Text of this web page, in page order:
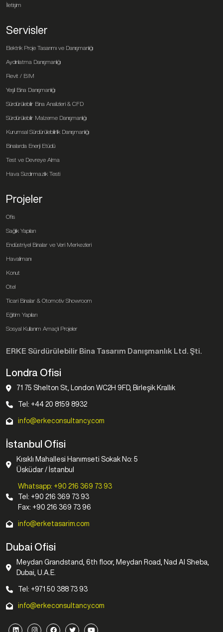
İletişim
Servisler
Elektrik Proje Tasarımı ve Danışmanlığı
Aydınlatma Danışmanlığı
Revit / BIM
Yeşil Bina Danışmanlığı
Sürdürülebilir Bina Analizleri & CFD
Sürdürülebilir Malzeme Danışmanlığı
Kurumsal Sürdürülebilirlik Danışmanlığı
Binalarda Enerji Etüdü
Test ve Devreye Alma
Hava Sızdırmazlık Testi
Projeler
Ofis
Sağlık Yapıları
Endüstriyel Binalar ve Veri Merkezleri
Havalimanı
Konut
Otel
Ticari Binalar & Otomotiv Showroom
Eğitim Yapıları
Sosyal Kullanım Amaçlı Projeler
ERKE Sürdürülebilir Bina Tasarım Danışmanlık Ltd. Şti.
Londra Ofisi
71 75 Shelton St, London WC2H 9FD, Birleşik Krallık
Tel: +44 20 8159 8932
info@erkeconsultancy.com
İstanbul Ofisi
Kısıklı Mahallesi Hanımseti Sokak No: 5
Üsküdar / İstanbul
Whatsapp: +90 216 369 73 93
Tel: +90 216 369 73 93
Fax: +90 216 369 73 96
info@erketasarim.com
Dubai Ofisi
Meydan Grandstand, 6th floor, Meydan Road, Nad Al Sheba,
Dubai, U.A.E.
Tel: +971 50 388 73 93
info@erkeconsultancy.com